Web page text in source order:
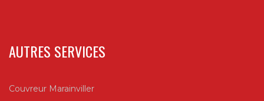
AUTRES SERVICES
Couvreur Marainviller